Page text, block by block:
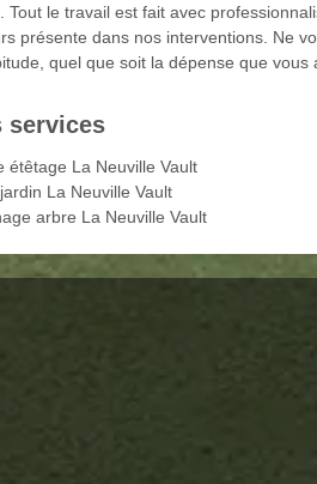
Tout le travail est fait avec
présente dans nos interventions. Ne
quel que soit la dépense que vous
services
étêtage La Neuville Vault
La Neuville Vault
arbre La Neuville Vault